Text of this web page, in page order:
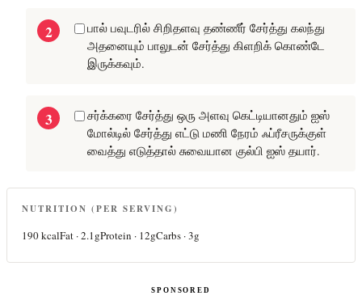
பால் பவுடரில் சிறிதளவு தண்ணீர் சேர்த்து கலந்து
அதனையும் பாலுடன் சேர்த்து கிளறிக் கொண்டே
இருக்கவும்.
சர்க்கரை சேர்த்து ஒரு அளவு கெட்டியானதும் ஐஸ்
மோல்டில் சேர்த்து எட்டு மணி நேரம் ஃப்ரீசருக்குள்
வைத்து எடுத்தால் சுவையான குல்பி ஐஸ் தயார்.
NUTRITION (PER SERVING)
190kcalFat ·2.1gProtein · 12gCarbs ·3g